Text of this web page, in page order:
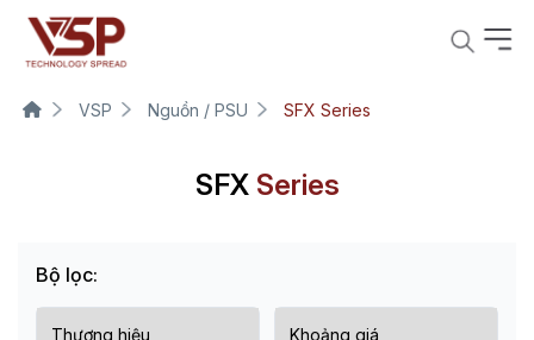
VSP Nguồn / PSU SFX Series
SFXSeries
Bộ lọc: